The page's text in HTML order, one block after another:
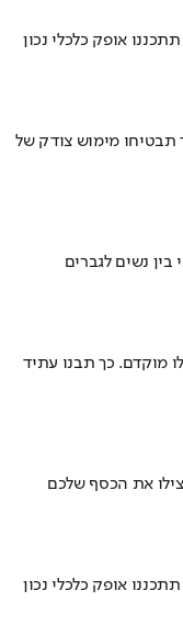
אופק כלכלי נכון
מימוש צודק של
בין נשים לגברים
מוקדם. כך תבנו עתיד
את הכסף שלכם
אופק כלכלי נכון